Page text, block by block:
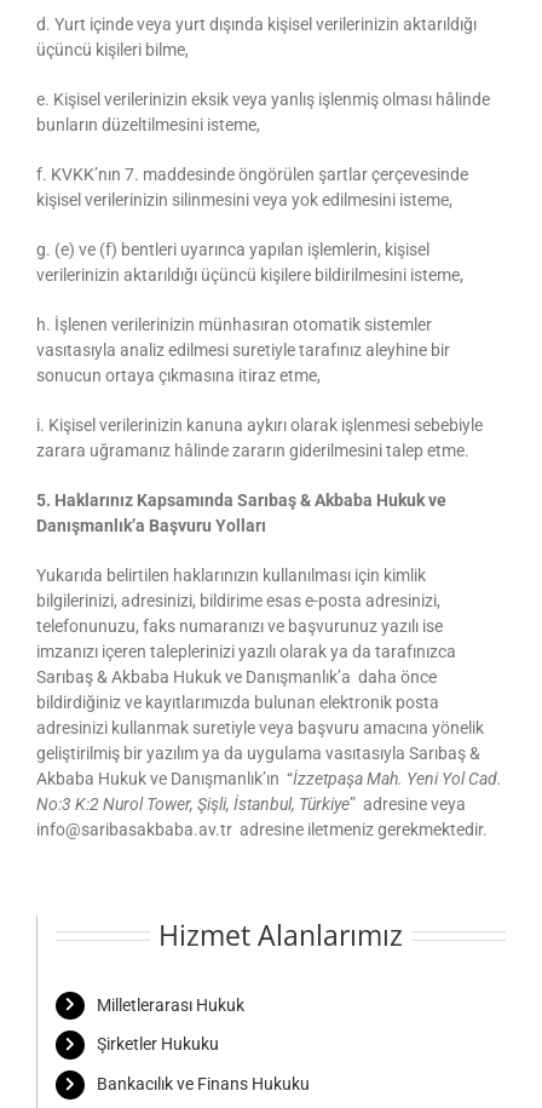
d. Yurt içinde veya yurt dışında kişisel verilerinizin aktarıldığı
üçüncü kişileri bilme,
e. Kişisel verilerinizin eksik veya yanlış işlenmiş olması hâlinde
bunların düzeltilmesini isteme,
f. KVKK’nın 7. maddesinde öngörülen şartlar çerçevesinde
kişisel verilerinizin silinmesini veya yok edilmesini isteme,
g. (e) ve (f) bentleri uyarınca yapılan işlemlerin, kişisel
verilerinizin aktarıldığı üçüncü kişilere bildirilmesini isteme,
h. İşlenen verilerinizin münhasıran otomatik sistemler
vasıtasıyla analiz edilmesi suretiyle tarafınız aleyhine bir
sonucun ortaya çıkmasına itiraz etme,
i. Kişisel verilerinizin kanuna aykırı olarak işlenmesi sebebiyle
zarara uğramanız hâlinde zararın giderilmesini talep etme.
5. Haklarınız Kapsamında Sarıbaş & Akbaba Hukuk ve
Danışmanlık’a Başvuru Yolları
Yukarıda belirtilen haklarınızın kullanılması için kimlik
bilgilerinizi, adresinizi, bildirime esas e-posta adresinizi,
telefonunuzu, faks numaranızı ve başvurunuz yazılı ise
imzanızı içeren taleplerinizi yazılı olarak ya da tarafınızca
Sarıbaş & Akbaba Hukuk ve Danışmanlık’a daha önce
bildirdiğiniz ve kayıtlarımızda bulunan elektronik posta
adresinizi kullanmak suretiyle veya başvuru amacına yönelik
geliştirilmiş bir yazılım ya da uygulama vasıtasıyla Sarıbaş &
Akbaba Hukuk ve Danışmanlık’ın “İzzetpaşa Mah. Yeni Yol Cad.
No:3 K:2 Nurol Tower, Şişli, İstanbul, Türkiye” adresine veya
info@saribasakbaba.av.tr adresine iletmeniz gerekmektedir.
Hizmet Alanlarımız
Milletlerarası Hukuk
Şirketler Hukuku
Bankacılık ve Finans Hukuku